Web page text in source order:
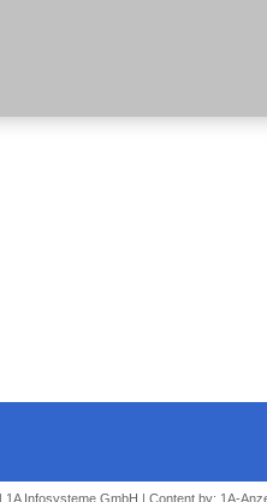
Infosysteme GmbH | Content by: 1A-